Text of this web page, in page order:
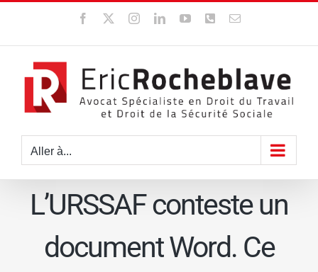
contenu
Facebook InstagramLinkedInYouTubeWhatsApp
Email
Aller à...
L’URSSAF conteste un
document Word. Ce